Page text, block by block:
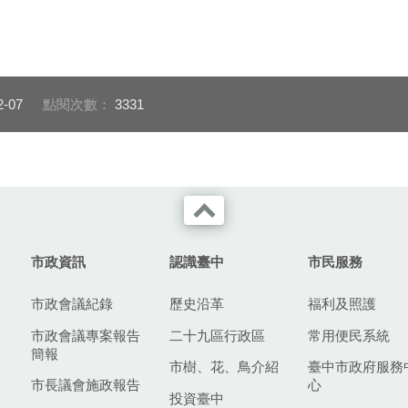
07 點閱次數： 3331
市政資訊
市政會議紀錄
市政會議專案報告
簡報
市長議會施政報告
認識臺中
歷史沿革
二十九區行政區
市樹、花、鳥介紹
投資臺中
市民服務
福利及照護
常用便民系統
臺中市政府服務
心